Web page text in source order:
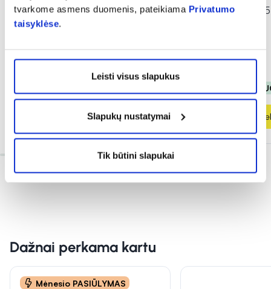
tvarkome asmens duomenis, pateikiama Privatumo
taisyklėse.
Leisti visus slapukus
Slapukų nustatymai
Tik būtini slapukai
natūraliu kokosų vandeniu
BOTANICAL FLOW, 10 ml
0,59 € 1,18 €
Į krepšelį
HYDRASENSE,
6,89 € 11,49 €
% PAPILDOMA
Į
Dažnai perkama kartu
Mėnesio PASIŪLYMAS